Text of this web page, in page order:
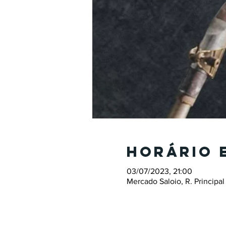
Horário
03/07/2023, 21:00
Mercado Saloio, R.